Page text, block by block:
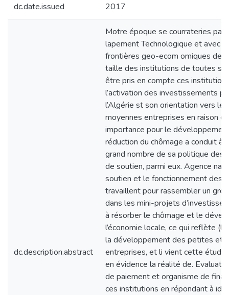
dc.date.issued 2017
dc.description.abstract
Motre époque se courrateries par
lapement Technologique et avec
frontières geo-ecom omiques de
taille des institutions de toutes
être pris en compte ces institution
l’activation des investissements
l’Algérie st son orientation vers
moyennes entreprises en raison
importance pour le
réduction du chômage a conduit à
grand nombre de sa politique des
de soutien, parmi eux. Agence
soutien et le fonctionnement des
travaillent pour rassembler un
dans les mini-projets
à résorber le chômage et le
l’économie locale, ce qui reflète
la développement des petites et
entreprises, et li vient cette étude
en évidence la réalité de.
de paiement et organisme de
ces institutions en répondant à